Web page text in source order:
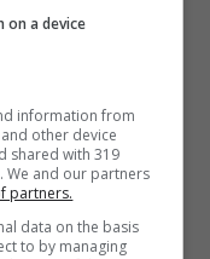
Ma in
quello su
tutto il suo
on a device
information from
other device
shared with 319
We and our partners
partners.
data on the basis
to by managing